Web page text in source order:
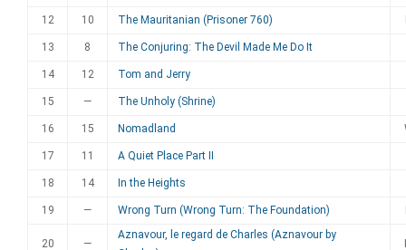
12 10 The Mauritanian (Prisoner 760)
13 8 The Conjuring: The Devil Made Me Do It
14 12 Tom and Jerry
15 — The Unholy (Shrine)
16 15 Nomadland
17 11 A Quiet Place Part II
18 14 In the Heights
19 — Wrong Turn (Wrong Turn: The Foundation)
20 —
Aznavour, le regard de Charles (Aznavour by